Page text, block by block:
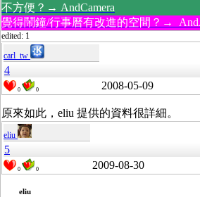
不方便？→ AndCamera
覺得鬧鐘/行事曆有改進的空間？→
edited: 1
carl_tw
4
0 0 2008-05-09
原來如此，eliu 提供的資料很詳細。
eliu
5
0 0 2009-08-30
eliu